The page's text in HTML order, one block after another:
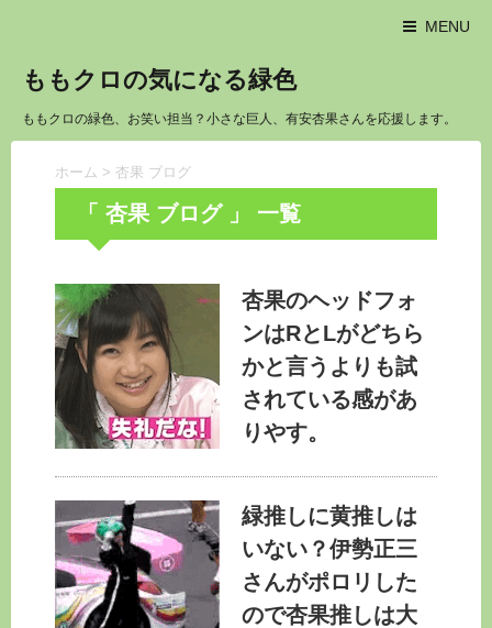
MENU
ももクロの気になる緑色
ももクロの緑色、お笑い担当？小さな巨人、有安杏果さんを応援します。
ホーム > 杏果 ブログ
「 杏果 ブログ 」 一覧
杏果のヘッドフォ
ンはRとLがどちら
かと言うよりも試
されている感があ
りやす。
緑推しに黄推しは
いない？伊勢正三
さんがポロリした
ので杏果推しは大